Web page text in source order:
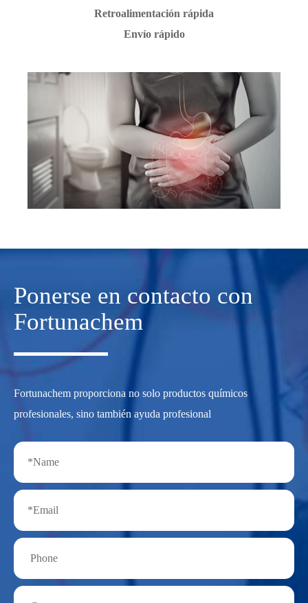
Retroalimentación rápida
Envío rápido
Ponerse en contacto con
Fortunachem
Fortunachem proporciona no solo productos químicos
profesionales, sino también ayuda profesional